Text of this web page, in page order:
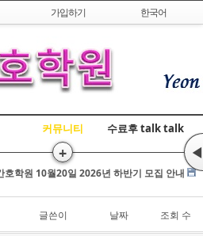
to content가입하기 한국어
커뮤니티
+
수료후 talk talk
◀
국비교육 수강평 조회
학원 10월20일 2026년 하반기 모집 안내
국비교육 수강평 조회
학원 10월20일 2026년 하반기 모집 안내
글쓴이 날짜 조회 수